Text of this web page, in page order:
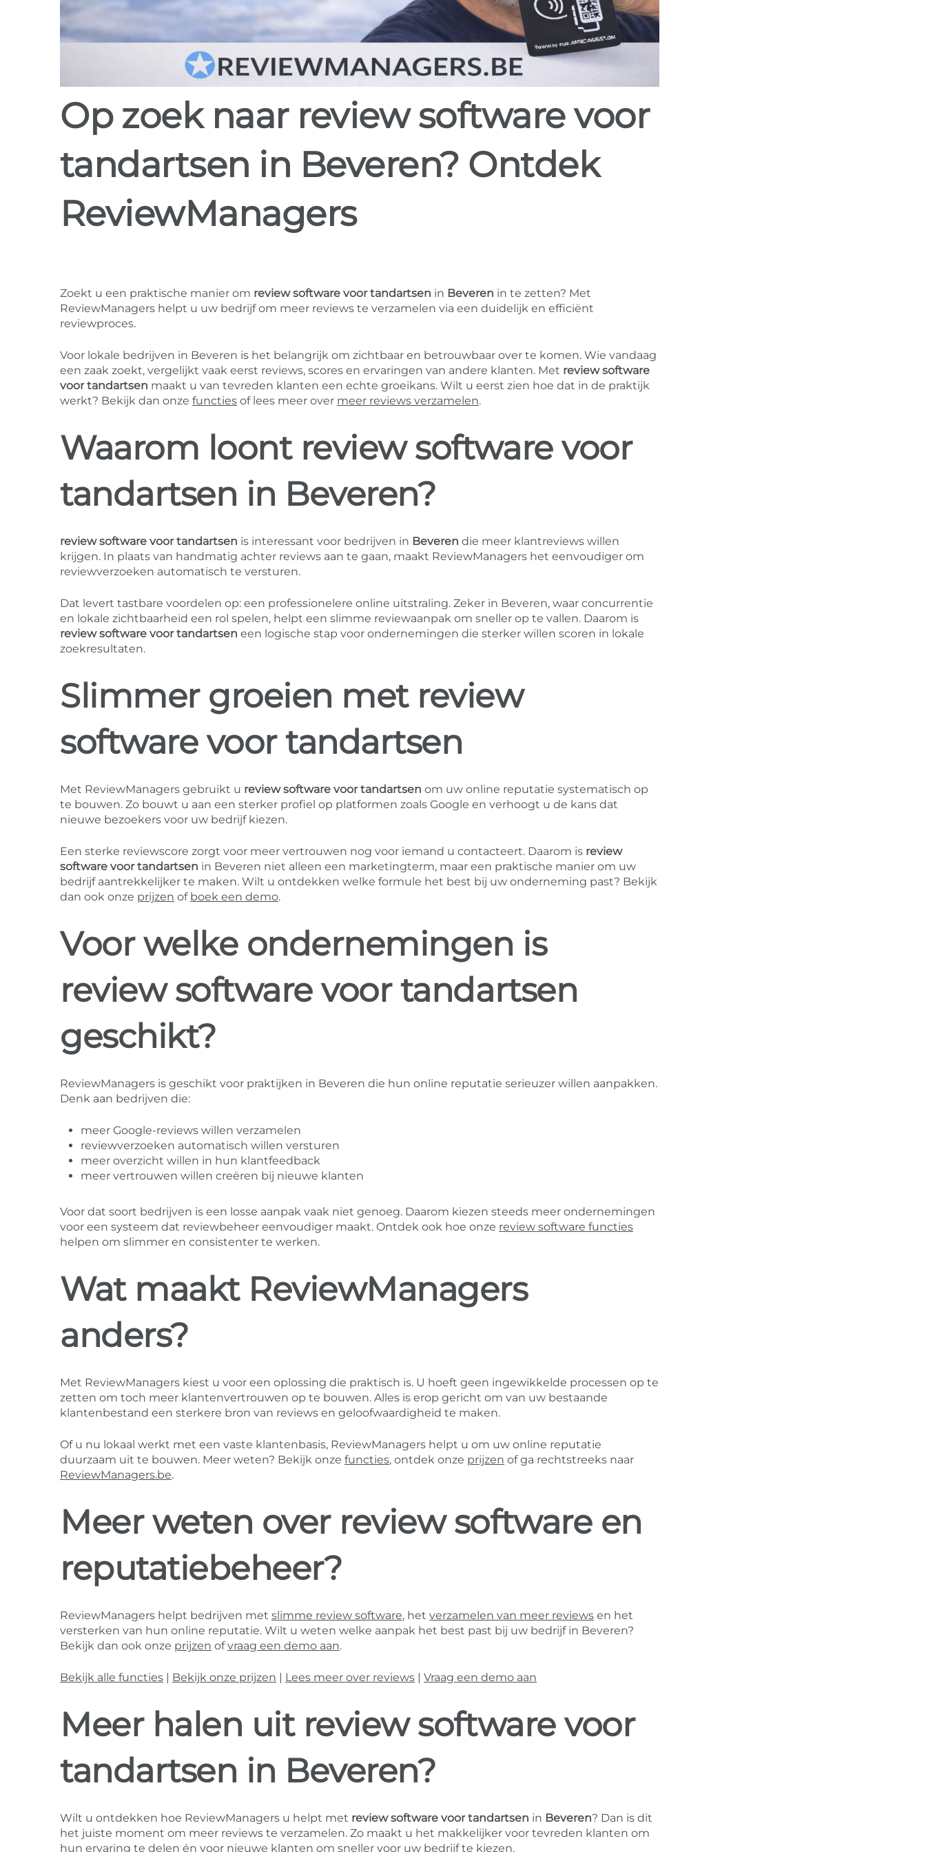
Op zoek naar review software voor
tandartsen in Beveren? Ontdek
ReviewManagers
Zoekt u een praktische manier om review software voor tandartsen in Beveren in te zetten? Met
ReviewManagers helpt u uw bedrijf om meer reviews te verzamelen via een duidelijk en efficiënt
reviewproces.
Voor lokale bedrijven in Beveren is het belangrijk om zichtbaar en betrouwbaar over te komen. Wie vandaag
een zaak zoekt, vergelijkt vaak eerst reviews, scores en ervaringen van andere klanten. Met review software
voor tandartsen maakt u van tevreden klanten een echte groeikans. Wilt u eerst zien hoe dat in de praktijk
werkt? Bekijk dan onze functies of lees meer over meer reviews verzamelen.
Waarom loont review software voor
tandartsen in Beveren?
review software voor tandartsen is interessant voor bedrijven in Beveren die meer klantreviews willen
krijgen. In plaats van handmatig achter reviews aan te gaan, maakt ReviewManagers het eenvoudiger om
reviewverzoeken automatisch te versturen.
Dat levert tastbare voordelen op: een professionelere online uitstraling. Zeker in Beveren, waar concurrentie
en lokale zichtbaarheid een rol spelen, helpt een slimme reviewaanpak om sneller op te vallen. Daarom is
review software voor tandartsen een logische stap voor ondernemingen die sterker willen scoren in lokale
zoekresultaten.
Slimmer groeien met review
software voor tandartsen
Met ReviewManagers gebruikt u review software voor tandartsen om uw online reputatie systematisch op
te bouwen. Zo bouwt u aan een sterker profiel op platformen zoals Google en verhoogt u de kans dat
nieuwe bezoekers voor uw bedrijf kiezen.
Een sterke reviewscore zorgt voor meer vertrouwen nog voor iemand u contacteert. Daarom is review
software voor tandartsen in Beveren niet alleen een marketingterm, maar een praktische manier om uw
bedrijf aantrekkelijker te maken. Wilt u ontdekken welke formule het best bij uw onderneming past? Bekijk
dan ook onze prijzen of boek een demo.
Voor welke ondernemingen is
review software voor tandartsen
geschikt?
ReviewManagers is geschikt voor praktijken in Beveren die hun online reputatie serieuzer willen aanpakken.
Denk aan bedrijven die:
meer Google-reviews willen verzamelen
reviewverzoeken automatisch willen versturen
meer overzicht willen in hun klantfeedback
meer vertrouwen willen creëren bij nieuwe klanten
Voor dat soort bedrijven is een losse aanpak vaak niet genoeg. Daarom kiezen steeds meer ondernemingen
voor een systeem dat reviewbeheer eenvoudiger maakt. Ontdek ook hoe onze review software functies
helpen om slimmer en consistenter te werken.
Wat maakt ReviewManagers
anders?
Met ReviewManagers kiest u voor een oplossing die praktisch is. U hoeft geen ingewikkelde processen op te
zetten om toch meer klantenvertrouwen op te bouwen. Alles is erop gericht om van uw bestaande
klantenbestand een sterkere bron van reviews en geloofwaardigheid te maken.
Of u nu lokaal werkt met een vaste klantenbasis, ReviewManagers helpt u om uw online reputatie
duurzaam uit te bouwen. Meer weten? Bekijk onze functies, ontdek onze prijzen of ga rechtstreeks naar
ReviewManagers.be.
Meer weten over review software en
reputatiebeheer?
ReviewManagers helpt bedrijven met slimme review software, het verzamelen van meer reviews en het
versterken van hun online reputatie. Wilt u weten welke aanpak het best past bij uw bedrijf in Beveren?
Bekijk dan ook onze prijzen ofvraag een demo aan.
Bekijk alle functies Bekijk onze prijzen Lees meer over reviews Vraag een demo aan
Meer halen uit review software voor
tandartsen in Beveren?
Wilt u ontdekken hoe ReviewManagers u helpt met review software voor tandartsen in Beveren? Dan is dit
het juiste moment om meer reviews te verzamelen. Zo maakt u het makkelijker voor tevreden klanten om
hun ervaring te delen én voor nieuwe klanten om sneller voor uw bedrijf te kiezen.